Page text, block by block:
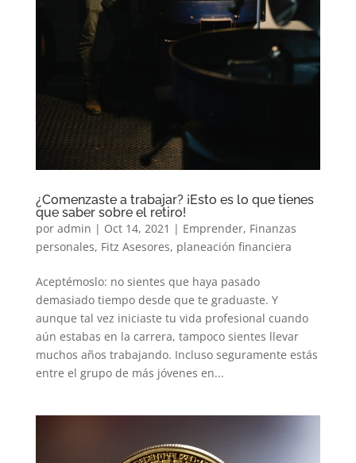
¿Comenzaste a trabajar? ¡Esto es lo que tienes
que saber sobre el retiro!
por admin | Oct 14, 2021 | Emprender, Finanzas
personales, Fitz Asesores, planeación financiera
Aceptémoslo: no sientes que haya pasado
demasiado tiempo desde que te graduaste. Y
aunque tal vez iniciaste tu vida profesional cuando
aún estabas en la carrera, tampoco sientes llevar
muchos años trabajando. Incluso seguramente estás
entre el grupo de más jóvenes en...